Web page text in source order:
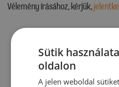
Vélemény írásához, kérjük,
Sütik
oldalon
A jelen weboldal